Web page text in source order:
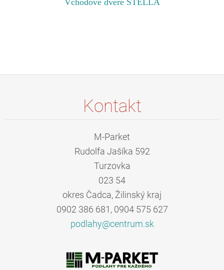
Vchodové dvere STELLA
Kontakt
M-Parket
Rudolfa Jašíka 592
Turzovka
023 54
okres Čadca, Žilinský kraj
0902 386 681, 0904 575 627
podlahy@centrum.sk